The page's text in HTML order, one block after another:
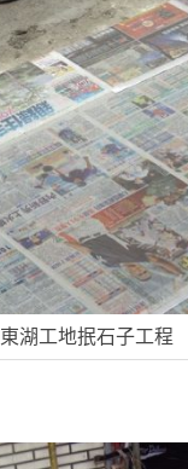
東湖工地抿石子工程